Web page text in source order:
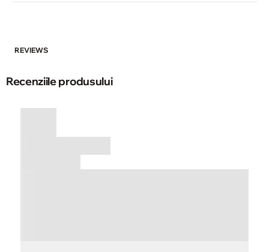
REVIEWS
Recenziile produsului